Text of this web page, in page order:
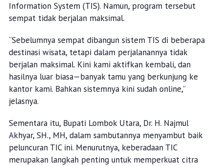
Information System (TIS). Namun, program tersebut
sempat tidak berjalan maksimal.
“Sebelumnya sempat dibangun sistem TIS di beberapa
destinasi wisata, tetapi dalam perjalanannya tidak
berjalan maksimal. Kini kami aktifkan kembali, dan
hasilnya luar biasa—banyak tamu yang berkunjung ke
kantor kami. Bahkan sistemnya kini sudah online,”
jelasnya.
Sementara itu, Bupati Lombok Utara, Dr. H. Najmul
Akhyar, SH., MH, dalam sambutannya menyambut baik
peluncuran TIC ini. Menurutnya, keberadaan TIC
merupakan langkah penting untuk memperkuat citra